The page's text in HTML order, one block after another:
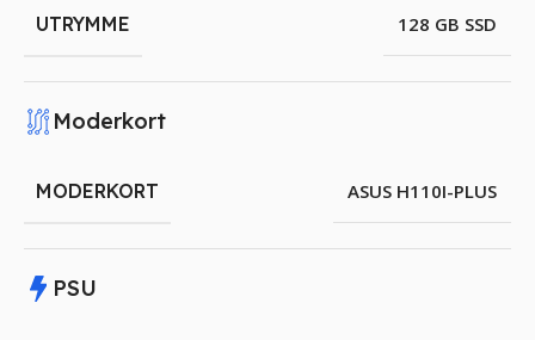
UTRYMME 128 GB SSD
Moderkort
MODERKORT ASUS H110I-PLUS
PSU